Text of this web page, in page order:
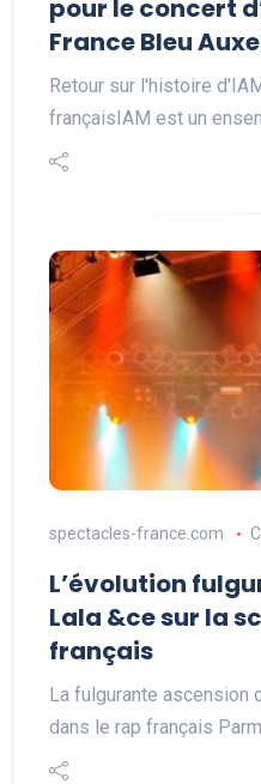
pour le concert
France Bleu
Retour sur l'histoire
françaisIAM est un
spectacles-france.com
L’évolution
Lala &ce sur la
français
La fulgurante ascension
dans le rap français